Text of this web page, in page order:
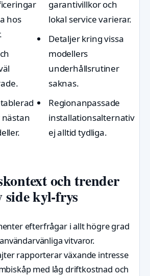
hos
garantivillkor och
lokal service varierar.
Detaljer kring vissa
modellers
underhållsrutiner
saknas.
Regionanpassade
installationsalternativ
ej alltid tydliga.
och trender
side kyl-frys
efterfrågar i allt högre grad
vitvaror.
rapporterar växande intresse
med låg driftkostnad och